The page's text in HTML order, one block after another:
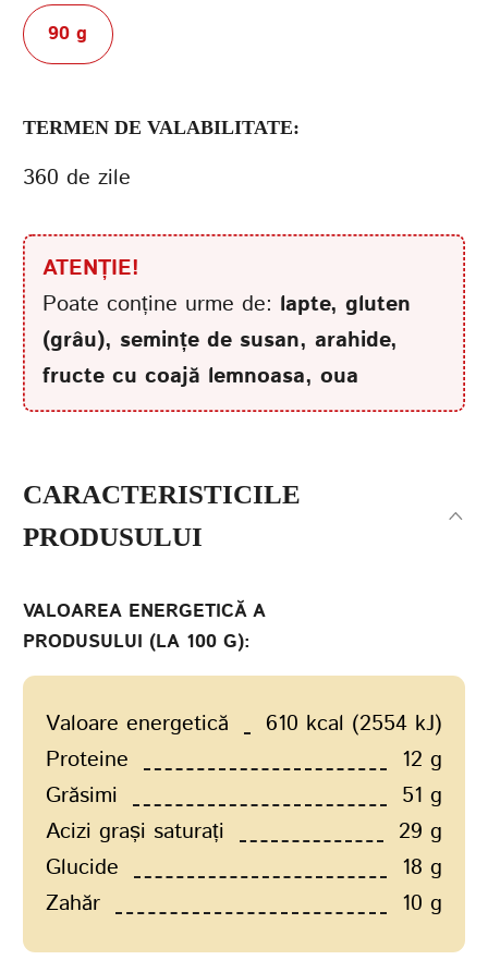
90 g
TERMEN DE VALABILITATE:
360 de zile
ATENȚIE!
Poate conține urme de: lapte, gluten
(grâu), semințe de susan, arahide,
fructe cu coajă lemnoasa, oua
CARACTERISTICILE
PRODUSULUI
VALOAREA ENERGETICĂ A
PRODUSULUI (LA 100 G):
Valoare energetică
610 kcal (2554 kJ)
Proteine
12 g
Grăsimi
51 g
Acizi grași saturați
29 g
Glucide
18 g
Zahăr
10 g